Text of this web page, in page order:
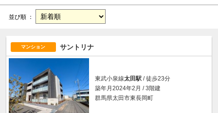
並び順 ：
マンション サントリナ
東武小泉線太田駅 / 徒歩23分
築年月2024年2月 / 3階建
群馬県太田市東長岡町